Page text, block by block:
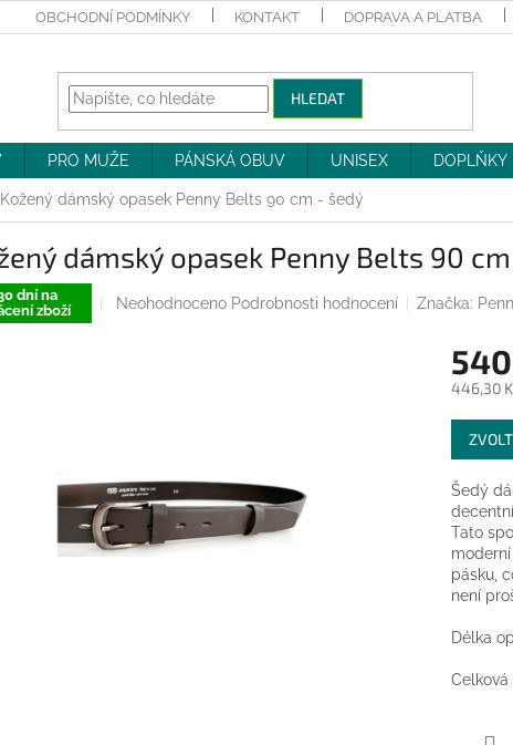
OBCHODNÍ PODMÍNKY KONTAKT DOPRAVA A PLATBA
HLEDAT
PRO MUŽE PÁNSKÁ OBUV UNISEX DOPLŇKY
Kožený dámský opasek Penny Belts 90 cm - šedý
dámský opasek Penny Belts 90
dní na
zboží
Průměrné
Neohodnoceno Podrobnosti hodnocení Značka:
446,30
Měrná
cena:
Šedý
Tato
pásku,
není
Délka
Celková